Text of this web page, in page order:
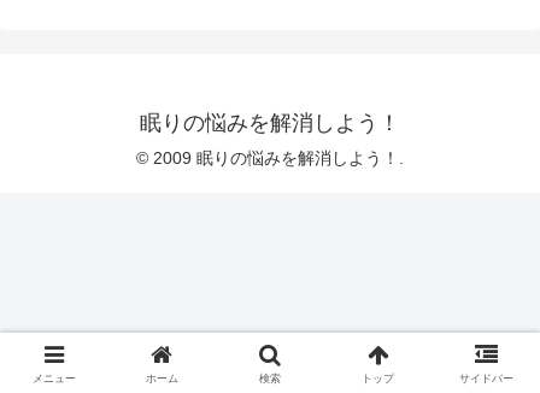
眠りの悩みを解消しよう！
© 2009 眠りの悩みを解消しよう！.
メニュー ホーム 検索 トップ サイドバー